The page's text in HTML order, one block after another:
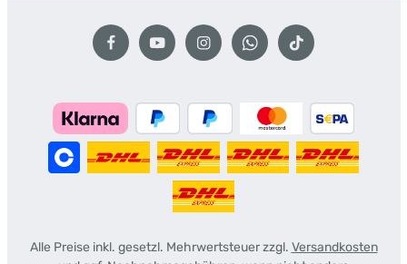
Alle Preise inkl. gesetzl. Mehrwertsteuer zzgl. Versandkosten